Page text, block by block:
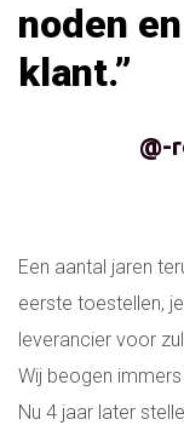
noden
klant.”
@-
Een aantal jaren
eerste toestellen,
leverancier voor
Wij beogen
Nu 4 jaar later